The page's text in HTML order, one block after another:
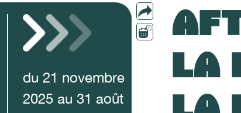
LA
du 21 novembre
2025 au 31 août